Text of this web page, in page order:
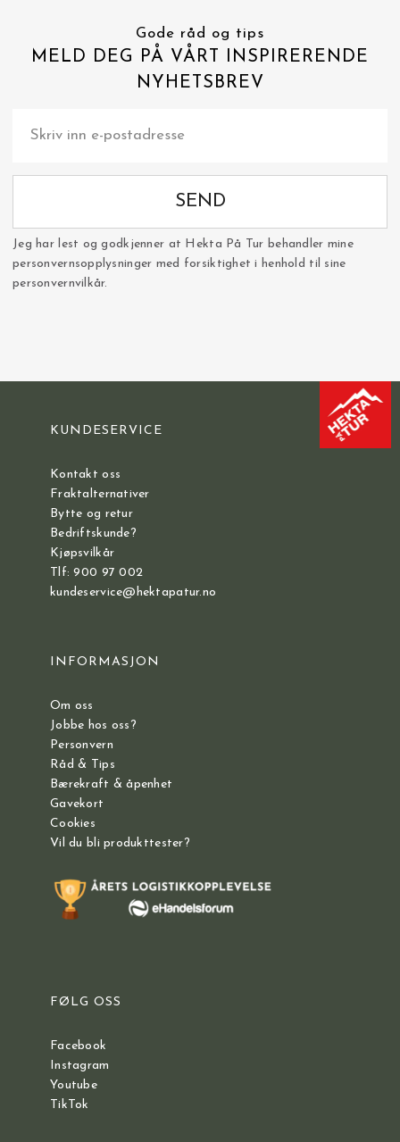
Gode råd og tips
MELD DEG PÅ VÅRT INSPIRERENDE
NYHETSBREV
SEND
Jeg har lest og godkjenner at Hekta På Tur behandler mine
personvernsopplysninger med forsiktighet i henhold til sine
personvernvilkår.
KUNDESERVICE
Kontakt oss
Fraktalternativer
Bytte og retur
Bedriftskunde?
Kjøpsvilkår
Tlf: 900 97 002
kundeservice@hektapatur.no
INFORMASJON
Om oss
Jobbe hos oss?
Personvern
Råd & Tips
Bærekraft & åpenhet
Gavekort
Cookies
Vil du bli produkttester?
FØLG OSS
Facebook
Instagram
Youtube
TikTok